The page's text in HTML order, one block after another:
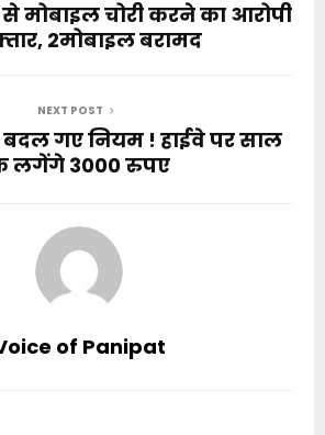
मोबाइल चोरी करने का आरोपी
2मोबाइल बरामद
NEXT POST
गए नियम ! हाईवे पर साल
लगेंगे 3000 रुपए
of Panipat